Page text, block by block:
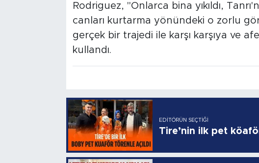
Rodriguez, "Onlarca bina yıkıldı,
canları kurtarma yönündeki o zorlu
gerçek bir trajedi ile karşı karşıya ve
kullandı.
EDITÖRÜN SEÇTIĞI
Tire’nin ilk pet